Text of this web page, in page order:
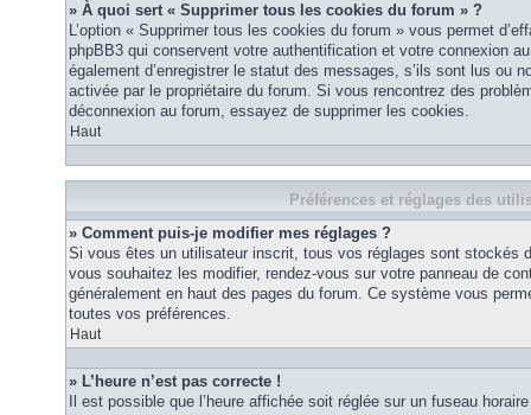
» À quoi sert « Supprimer tous les cookies du forum » ?
L’option « Supprimer tous les cookies du forum » vous permet
phpBB3 qui conservent votre authentification et votre connexion
également d’enregistrer le statut des messages, s’ils sont lus ou
activée par le propriétaire du forum. Si vous rencontrez des
déconnexion au forum, essayez de supprimer les cookies.
Haut
Préférences et réglages des
» Comment puis-je modifier mes réglages ?
Si vous êtes un utilisateur inscrit, tous vos réglages sont stockés
vous souhaitez les modifier, rendez-vous sur votre panneau de
généralement en haut des pages du forum. Ce système vous
toutes vos préférences.
Haut
» L’heure n’est pas correcte !
Il est possible que l’heure affichée soit réglée sur un fuseau